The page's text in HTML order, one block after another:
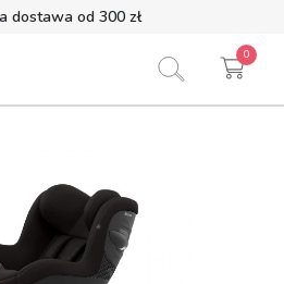
dostawa od 300 zł
0